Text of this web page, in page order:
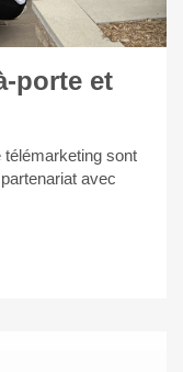
porte et
télémarketing sont
avec